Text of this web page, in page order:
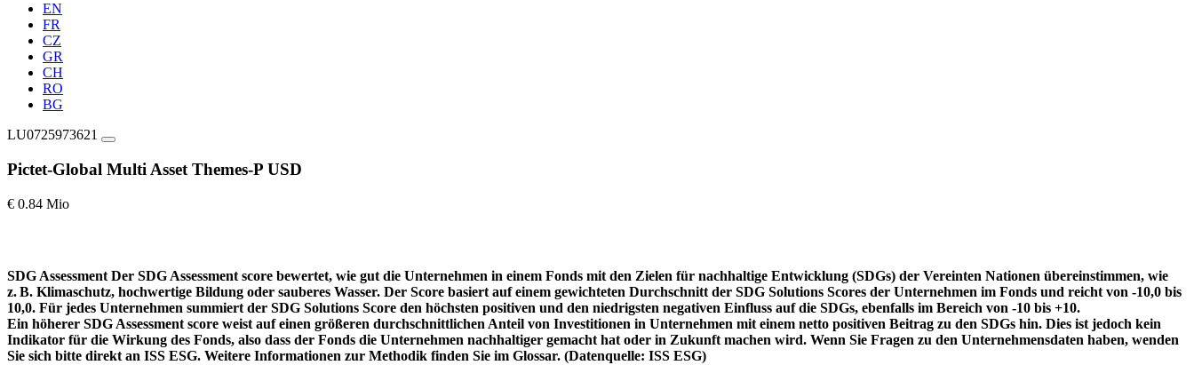
EN
FR
CZ
GR
CH
RO
BG
LU0725973621
Pictet-Global Multi Asset Themes-P USD
€ 0.84 Mio
SDG Assessment Der SDG Assessment score bewertet, wie gut die Unternehmen in einem Fonds mit den Zielen für nachhaltige Entwicklung (SDGs) der Vereinten Nationen übereinstimmen, wie
z. B. Klimaschutz, hochwertige Bildung oder sauberes Wasser. Der Score basiert auf einem gewichteten Durchschnitt der SDG Solutions Scores der Unternehmen im Fonds und reicht von -10,0 bis
10,0. Für jedes Unternehmen summiert der SDG Solutions Score den höchsten positiven und den niedrigsten negativen Einfluss auf die SDGs, ebenfalls im Bereich von -10 bis +10.
Ein höherer SDG Assessment score weist auf einen größeren durchschnittlichen Anteil von Investitionen in Unternehmen mit einem netto positiven Beitrag zu den SDGs hin. Dies ist jedoch kein
Indikator für die Wirkung des Fonds, also dass der Fonds die Unternehmen nachhaltiger gemacht hat oder in Zukunft machen wird. Wenn Sie Fragen zu den Unternehmensdaten haben, wenden
Sie sich bitte direkt an ISS ESG. Weitere Informationen zur Methodik finden Sie im Glossar. (Datenquelle: ISS ESG)